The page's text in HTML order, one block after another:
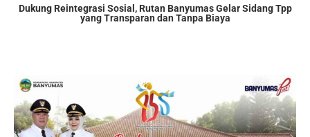
Dukung Reintegrasi Sosial, Rutan Banyumas Gelar Sidang Tpp
yang Transparan dan Tanpa Biaya